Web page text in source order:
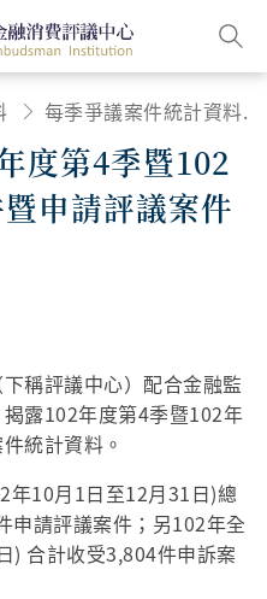
每季爭議案件統計資料及統計說明
度第4季暨102
申請評議案件
稱評議中心）配合金融監
露102年度第4季暨102年
統計資料。
年10月1日至12月31日)總
申請評議案件；另102年全
) 合計收受3,804件申訴案